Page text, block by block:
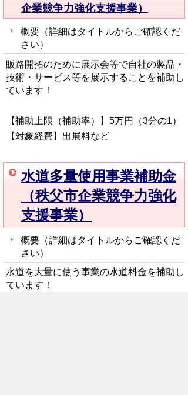
企業競争力強化支援事業）
概要（詳細はタイトルからご確認くだ
さい）
販路開拓のために展示会等で自社の製品・
技術・サービス等を展示することを補助し
ています！
【補助上限（補助率）】5万円（3分の1）
【対象経費】出展料など
水道多量使用事業補助金
（秩父市企業競争力強化
支援事業）
概要（詳細はタイトルからご確認くだ
さい）
水道を大量に使う事業の水道料金を補助し
ています！